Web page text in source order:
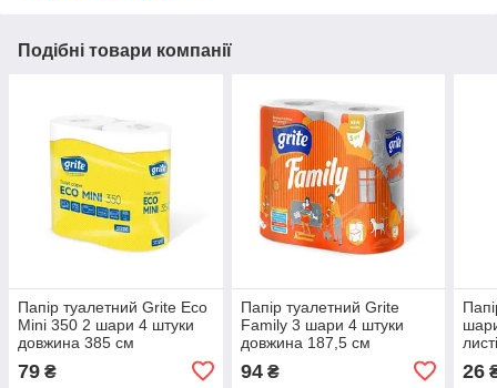
Подібні товари компанії
Папір туалетний Grite Eco
Mini 350 2 шари 4 штуки
довжина 385 см
(346657/3TECGP3204_2016
)
79 ₴
Папір туалетний Grite
Family 3 шари 4 штуки
довжина 187,5 см
94₴ 26